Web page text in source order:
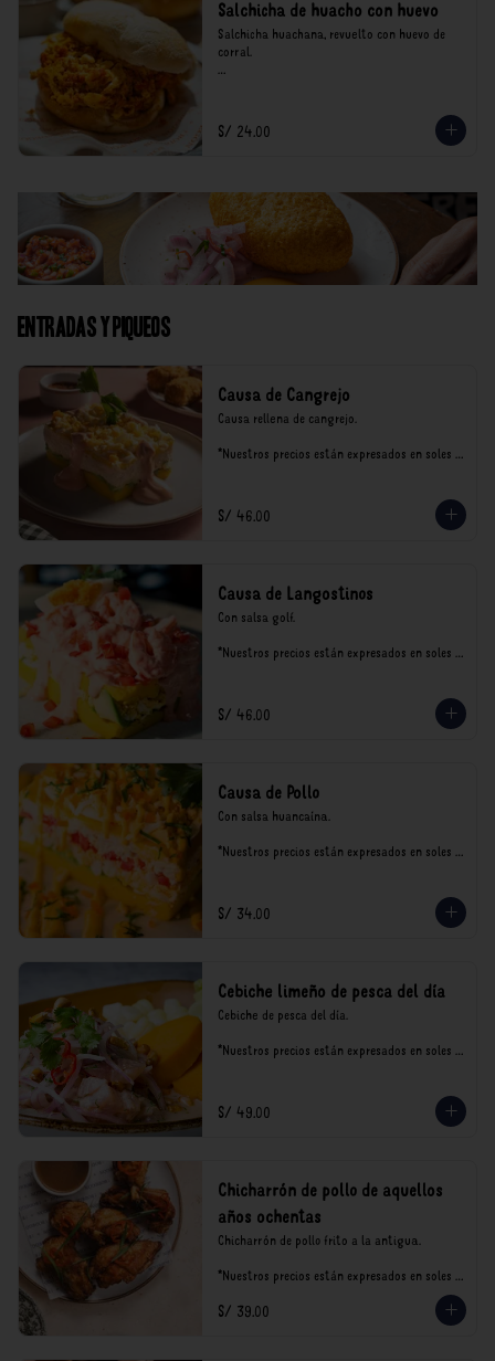
Salchicha de huacho con huevo
Salchicha huachana, revuelto con huevo de
corral.
consumo.
S/ 24.00
Entradas y Piqueos
Causa de Cangrejo
Causa rellena de cangrejo.
*Nuestros precios están expresados en soles e
S/ 46.00
Causa de Langostinos
Con salsa golf.
*Nuestros precios están expresados en soles e
S/ 46.00
Causa de Pollo
Con salsa huancaína.
*Nuestros precios están expresados en soles e
S/ 34.00
Cebiche limeño de pesca del día
Cebiche de pesca del día.
*Nuestros precios están expresados en soles e
S/ 49.00
Chicharrón de pollo de aquellos
años ochentas
Chicharrón de pollo frito a la antigua.
*Nuestros precios están expresados en soles e
consumo.
S/ 39.00